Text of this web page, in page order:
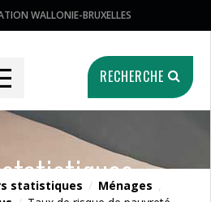
WALLONIE-BRUXELLES
RECHERCHE
statistiques / Ménages ,